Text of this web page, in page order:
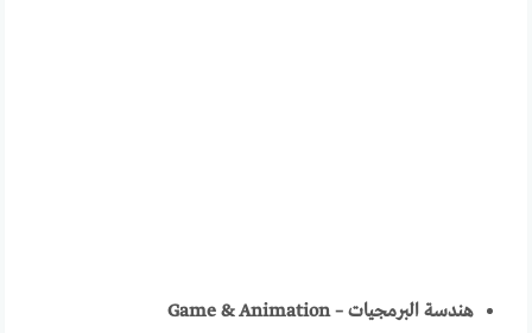
هندسة البرمجيات – Game & Animation